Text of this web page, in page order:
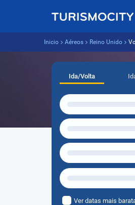
Inicio Aéreos Reino Unido
Ida/Volta
Ver datas mais